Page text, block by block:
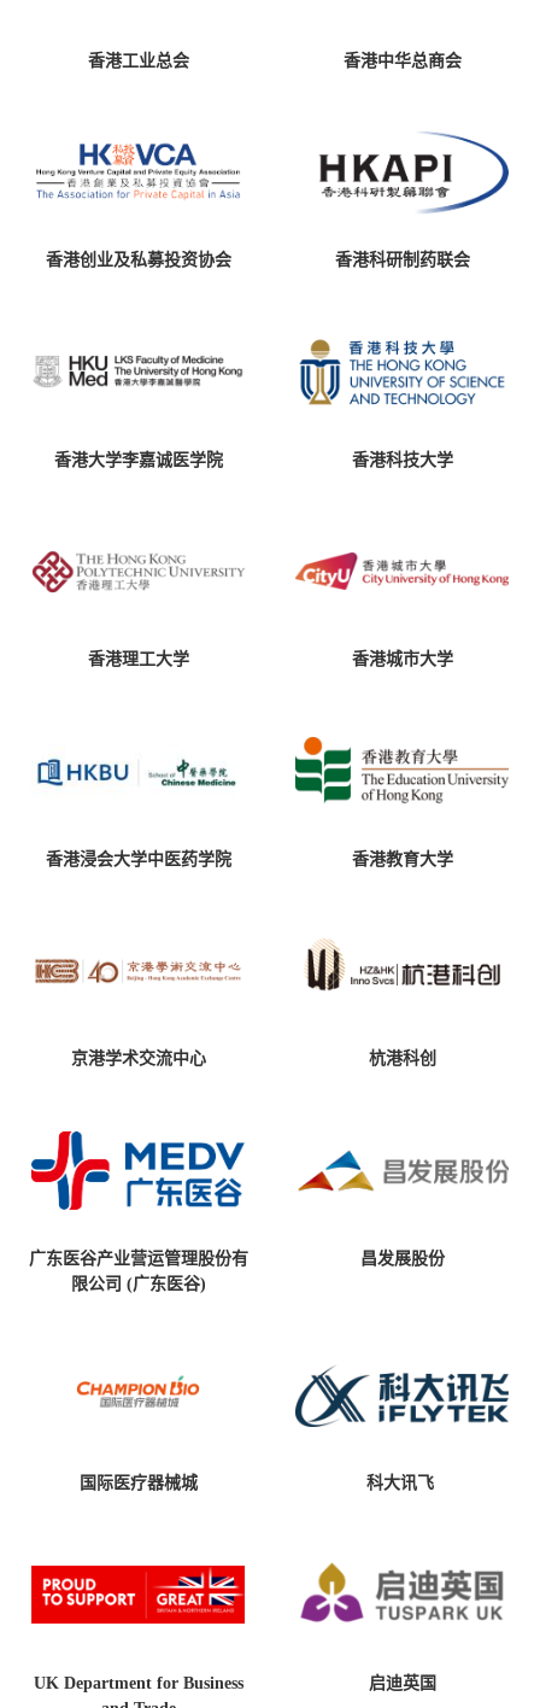
香港工业总会 香港中华总商会
香港创业及私募投资协会 香港科研制药联会
香港大学李嘉诚医学院 香港科技大学
香港理工大学 香港城市大学
香港浸会大学中医药学院 香港教育大学
京港学术交流中心 杭港科创
广东医谷产业营运管理股份有
限公司 (广东医谷)
昌发展股份
国际医疗器械城 科大讯飞
UK Department for Business
启迪英国